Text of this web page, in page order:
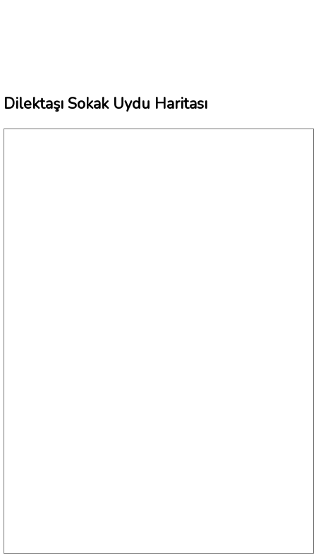
Dilektaşı Sokak Uydu Haritası